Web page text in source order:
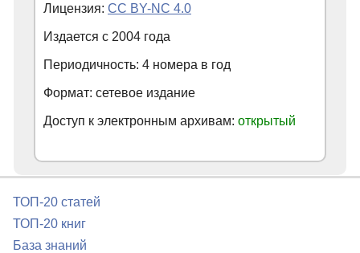
Лицензия: CC BY-NC 4.0
Издается с 2004 года
Периодичность: 4 номера в год
Формат: сетевое издание
Доступ к электронным архивам: открытый
ТОП-20 статей
ТОП-20 книг
База знаний